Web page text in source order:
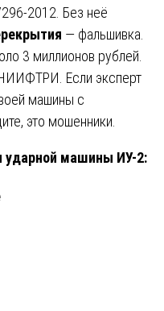
2012. Без неё
— фальшивка.
3 миллионов рублей.
Если эксперт
машины с
это мошенники.
ударной машины ИУ-2: